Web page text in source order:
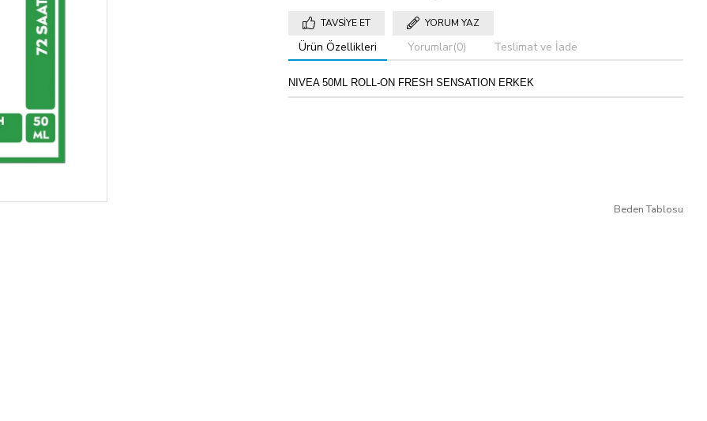
TAVSIYE ET YORUM YAZ
Ürün Özellikleri Yorumlar(0) Teslimat ve İade
NIVEA 50ML ROLL-ON FRESH SENSATION ERKEK
Beden Tablosu